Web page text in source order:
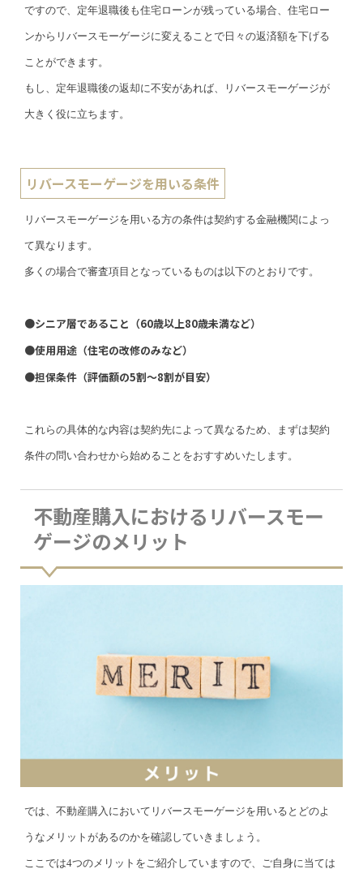
ですので、定年退職後も住宅ローンが残っている場合、住宅ロー
ンからリバースモーゲージに変えることで日々の返済額を下げる
ことができます。
もし、定年退職後の返却に不安があれば、リバースモーゲージが
大きく役に立ちます。
リバースモーゲージを用いる条件
リバースモーゲージを用いる方の条件は契約する金融機関によっ
て異なります。
多くの場合で審査項目となっているものは以下のとおりです。
●シニア層であること（60歳以上80歳未満など）
●使用用途（住宅の改修のみなど）
●担保条件（評価額の5割～8割が目安）
これらの具体的な内容は契約先によって異なるため、まずは契約
条件の問い合わせから始めることをおすすめいたします。
不動産購入におけるリバースモー
ゲージのメリット
では、不動産購入においてリバースモーゲージを用いるとどのよ
うなメリットがあるのかを確認していきましょう。
ここでは4つのメリットをご紹介していますので、ご自身に当ては